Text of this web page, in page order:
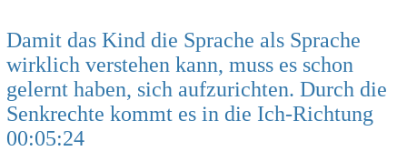
Damit das Kind die Sprache als Sprache
wirklich verstehen kann, muss es schon
gelernt haben, sich aufzurichten. Durch die
Senkrechte kommt es in die Ich-Richtung
00:05:24